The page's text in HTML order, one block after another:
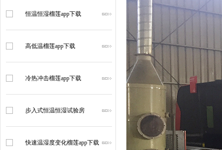
恒温恒湿榴莲app下载
高低温榴莲app下载
冷热冲击榴莲app下载
步入式恒温恒湿试验房
快速温湿度变化榴莲app下载